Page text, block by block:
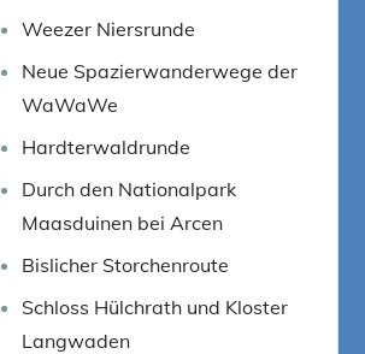
Weezer Niersrunde
Neue Spazierwanderwege der
WaWaWe
Hardterwaldrunde
Durch den Nationalpark
Maasduinen bei Arcen
Bislicher Storchenroute
Schloss Hülchrath und Kloster
Langwaden